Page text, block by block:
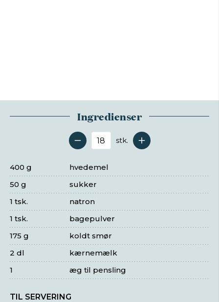
Ingredienser
Antal serveringer
stk.
hvedemel
400 g
sukker
50 g
natron
1 tsk.
bagepulver
1 tsk.
koldt smør
175 g
kærnemælk
2 dl
æg til pensling
1
TIL SERVERING